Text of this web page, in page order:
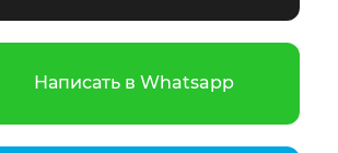
Написать в Whatsapp